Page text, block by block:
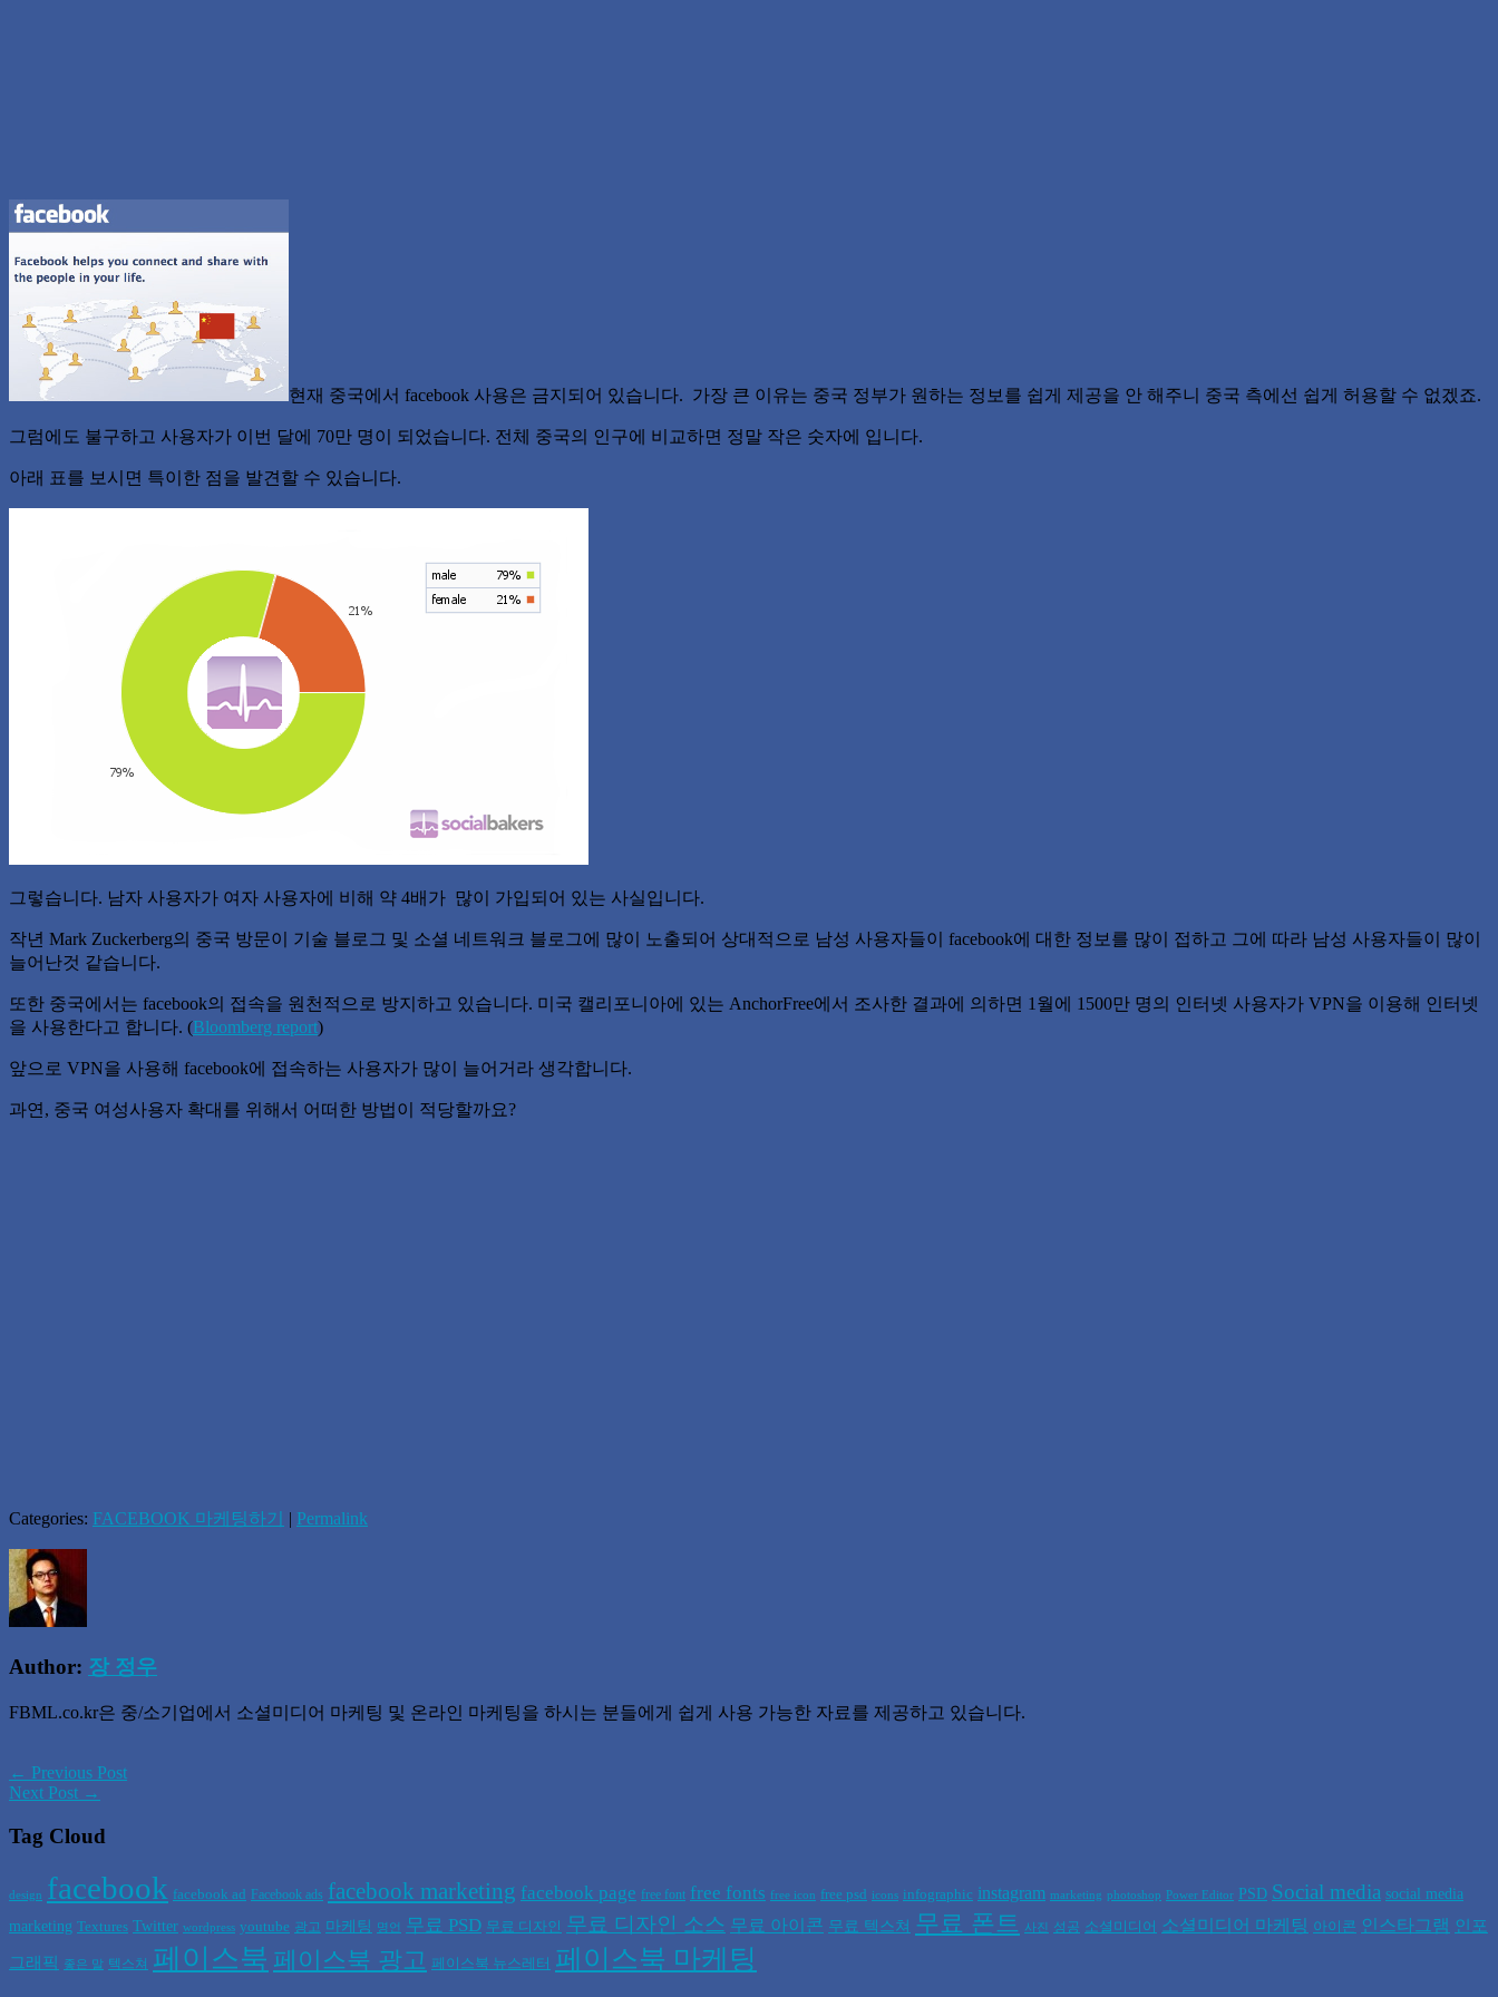
현재 중국에서 facebook 사용은 금지되어 있습니다. 가장 큰 이유는 중국 정부가 원하는 정보를 쉽게 제공을 안 해주니 중국 측에선 쉽게 허용할 수 없겠죠.
그럼에도 불구하고 사용자가 이번 달에 70만 명이 되었습니다. 전체 중국의 인구에 비교하면 정말 작은 숫자에 입니다.
아래 표를 보시면 특이한 점을 발견할 수 있습니다.
그렇습니다. 남자 사용자가 여자 사용자에 비해 약 4배가 많이 가입되어 있는 사실입니다.
작년 Mark Zuckerberg의 중국 방문이 기술 블로그 및 소셜 네트워크 블로그에 많이 노출되어 상대적으로 남성 사용자들이 facebook에 대한 정보를 많이 접하고 그에 따라 남성 사용자들이 많이
늘어난것 같습니다.
또한 중국에서는 facebook의 접속을 원천적으로 방지하고 있습니다. 미국 캘리포니아에 있는 AnchorFree에서 조사한 결과에 의하면 1월에 1500만 명의 인터넷 사용자가 VPN을 이용해 인터넷
을 사용한다고 합니다. (Bloomberg report)
앞으로 VPN을 사용해 facebook에 접속하는 사용자가 많이 늘어거라 생각합니다.
과연, 중국 여성사용자 확대를 위해서 어떠한 방법이 적당할까요?
Categories: FACEBOOK 마케팅하기 | Permalink
Author: 장 정우
FBML.co.kr은 중/소기업에서 소셜미디어 마케팅 및 온라인 마케팅을 하시는 분들에게 쉽게 사용 가능한 자료를 제공하고 있습니다.
← Previous Post
Next Post →
Tag Cloud
design facebook facebook ad Facebook ads facebook marketing facebook page free font free fonts free icon free psd icons infographic instagram marketing photoshop Power Editor PSD Social media social media
marketing Textures Twitter wordpress youtube 광고 마케팅 명언 무료 PSD 무료 디자인 무료 디자인 소스 무료 아이콘 무료 텍스쳐 무료 폰트 사진 성공 소셜미디어 소셜미디어 마케팅 아이콘 인스타그램 인포
그래픽 좋은 말 텍스쳐 페이스북 페이스북 광고 페이스북 뉴스레터 페이스북 마케팅